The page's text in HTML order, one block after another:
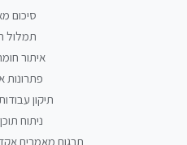
סיכום
תמלול
איתור
פתרונות
תיקון
ניתוח
תרגום מאמרים